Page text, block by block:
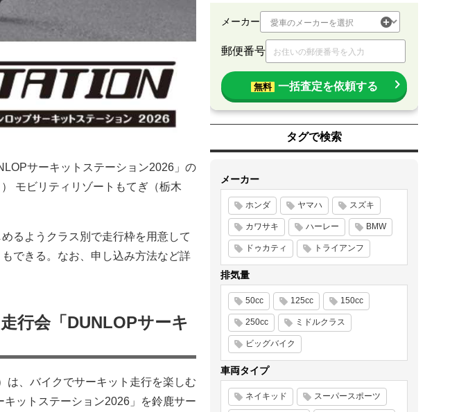
サーキットステーション2026」の
モビリティリゾートもてぎ（栃木
るようクラス別で走行枠を用意して
できる。なお、申し込み方法など詳
行会「DUNLOPサーキ
は、バイクでサーキット走行を楽しむ
ットステーション2026」を鈴鹿サー
メーカー
郵便番号
無料 一括査定を依頼する
タグで検索
メーカー
ホンダ ヤマハ スズキ
カワサキ ハーレー BMW
ドゥカティ トライアンフ
排気量
50cc 125cc 150cc
250cc ミドルクラス
ビッグバイク
車両タイプ
ネイキッド スーパースポーツ